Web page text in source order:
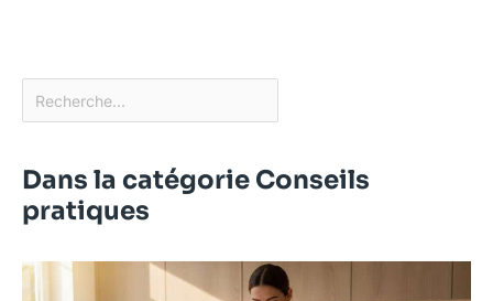
Dans la catégorie Conseils
pratiques